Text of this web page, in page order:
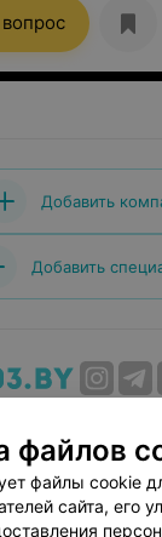
Добавить
Добавить
маркетинг
соглашение
Вакансии
файлов
файлы cookie
сайта, его